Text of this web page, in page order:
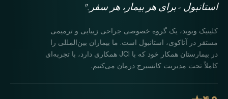
استانبول - برای هر بیمار، هر سفر."
کلینیک ویوید، یک گروه خصوصی جراحی زیبایی و ترمیمی
مستقر در آتاکوی، استانبول است. ما بیماران بین‌المللی را
در بیمارستان همکار خود که با JCI همکاری دارد، با تجربه‌ای
کاملاً تحت مدیریت کانسیرج درمان می‌کنیم.